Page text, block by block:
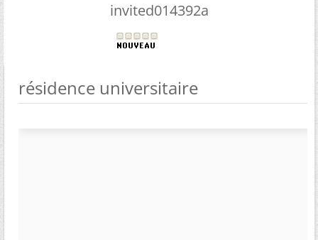
invited014392a
résidence universitaire